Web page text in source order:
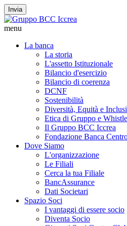
Invia
menu
La banca
La storia
L'assetto Istituzionale
Bilancio d'esercizio
Bilancio di coerenza
DCNF
Sostenibilità
Diversità, Equità e
Etica di Gruppo e
Il Gruppo BCC Iccrea
Fondazione Banca
Dove Siamo
L'organizzazione
Le Filiali
Cerca la tua Filiale
BancAssurance
Dati Societari
Spazio Soci
I vantaggi di essere socio
Diventa Socio